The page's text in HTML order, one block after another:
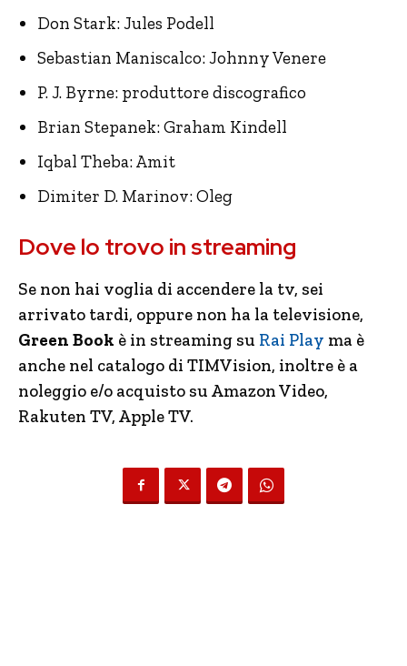
Don Stark: Jules Podell
Sebastian Maniscalco: Johnny Venere
P. J. Byrne: produttore discografico
Brian Stepanek: Graham Kindell
Iqbal Theba: Amit
Dimiter D. Marinov: Oleg
Dove lo trovo in streaming
Se non hai voglia di accendere la tv, sei
arrivato tardi, oppure non ha la televisione,
Green Book è in streaming su Rai Play ma è
anche nel catalogo di TIMVision, inoltre è a
noleggio e/o acquisto su Amazon Video,
Rakuten TV, Apple TV.